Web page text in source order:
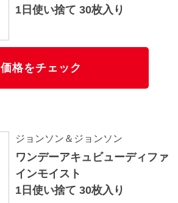
1日使い捨て 30枚入り
価格をチェック
ジョンソン＆ジョンソン
ワンデーアキュビューディファ
インモイスト
1日使い捨て 30枚入り